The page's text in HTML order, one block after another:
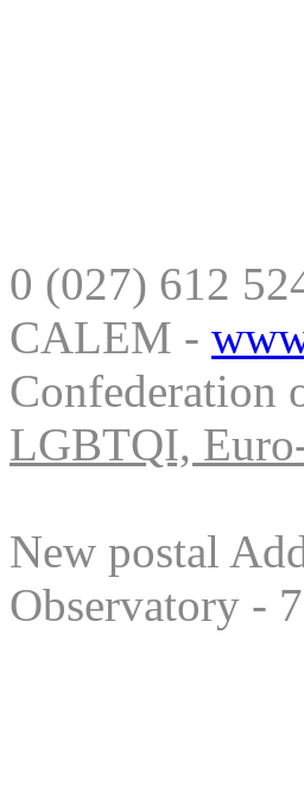
0 (027) 612
CALEM -
Confederation
LGBTQI,
New postal
Observatory -